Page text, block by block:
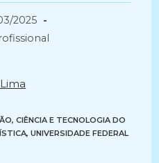
2025
CIÊNCIA E TECNOLOGIA DO
, UNIVERSIDADE FEDERAL